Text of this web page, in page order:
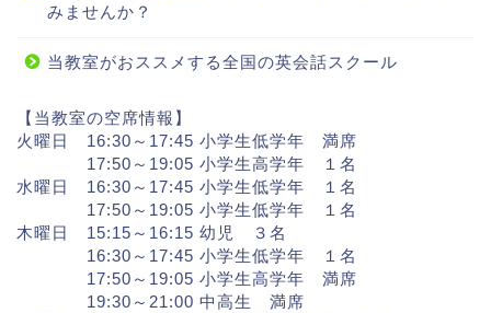
みませんか？
当教室がおススメする全国の英会話スクール
【当教室の空席情報】
火曜日 16:30～17:45 小学生低学年 満席
17:50～19:05 小学生高学年 １名
水曜日 16:30～17:45 小学生低学年 １名
17:50～19:05 小学生低学年 １名
木曜日 15:15～16:15 幼児 ３名
16:30～17:45 小学生低学年 １名
17:50～19:05 小学生高学年 満席
19:30～21:00 中高生 満席